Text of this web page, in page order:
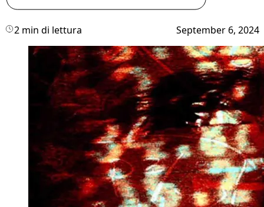
2 min di lettura September 6, 2024